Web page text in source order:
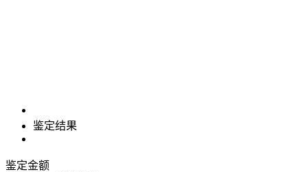
鉴定结果
鉴定金额